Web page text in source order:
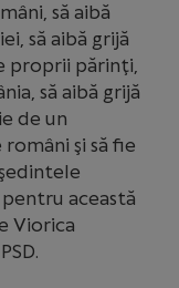
să aibă
să aibă grijă
proprii părinţi,
să aibă grijă
de un
şi să fie
această
Viorica